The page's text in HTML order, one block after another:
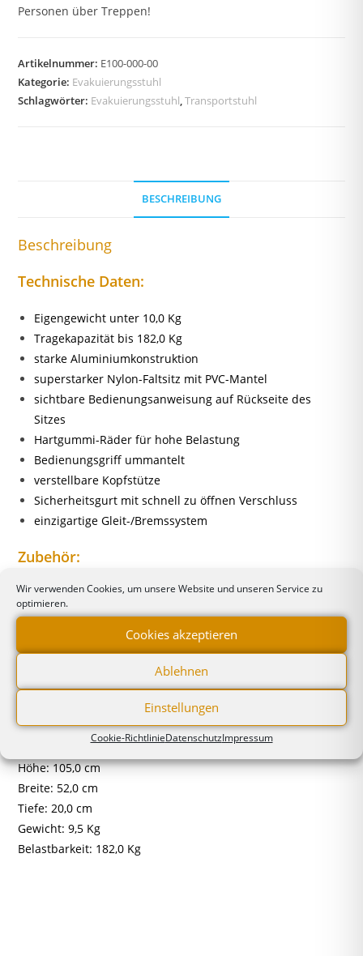
Wir verwenden Cookies, um unsere Website und unseren Service zu
optimieren.
Cookies akzeptieren
Ablehnen
Einstellungen
Cookie-RichtlinieDatenschutzImpressum
Personen über Treppen!
Artikelnummer: E100-000-00
Kategorie: Evakuierungsstuhl
Schlagwörter: Evakuierungsstuhl,Transportstuhl
BESCHREIBUNG
Beschreibung
Technische Daten:
Eigengewicht unter 10,0 Kg
Tragekapazität bis 182,0 Kg
starke Aluminiumkonstruktion
superstarker Nylon-Faltsitz mit PVC-Mantel
sichtbare Bedienungsanweisung auf Rückseite des
Sitzes
Hartgummi-Räder für hohe Belastung
Bedienungsgriff ummantelt
verstellbare Kopfstütze
Sicherheitsgurt mit schnell zu öffnen Verschluss
einzigartige Gleit-/Bremssystem
Zubehör:
Abdeckhülle Nachleuchtschild
Sitzerhöhung
doppelter Tragegriff
spezieller Aufbewahrschrank
Abmaße:
Höhe: 105,0 cm
Breite: 52,0 cm
Tiefe: 20,0 cm
Gewicht: 9,5 Kg
Belastbarkeit: 182,0 Kg